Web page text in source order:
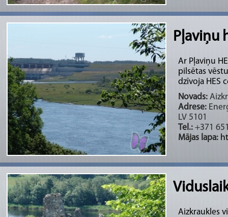
Pļaviņu
Ar Pļaviņu
pilsētas
dzīvoja HES
Novads:
Adrese:
LV 5101
Tel.: +371
Mājas lapa:
Aizkraukles